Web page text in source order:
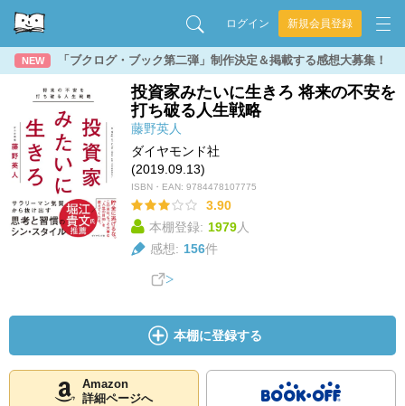
ログイン 新規会員登録
NEW 「ブクログ・ブック第二弾」制作決定＆掲載する感想大募集！
投資家みたいに生きろ 将来の不安を
打ち破る人生戦略
藤野英人
ダイヤモンド社
(2019.09.13)
ISBN・EAN: 9784478107775
3.90
本棚登録: 1979人
感想: 156件
本棚に登録する
Amazon
詳細ページへ